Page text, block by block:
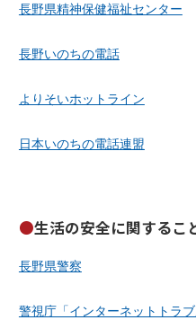
長野県精神保健福祉センター
長野いのちの電話
よりそいホットライン
日本いのちの電話連盟
生活の安全に関するこ
長野県警察
警視庁「インターネットトラブ